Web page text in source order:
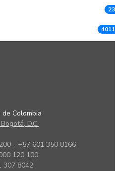
Colombia
D.C.
- +57 601 350 8166
120 100
307 8042